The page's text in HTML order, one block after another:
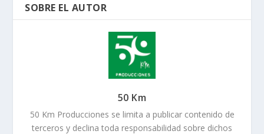
SOBRE EL AUTOR
50 Km
50 Km Producciones se limita a publicar contenido de
terceros y declina toda responsabilidad sobre dichos